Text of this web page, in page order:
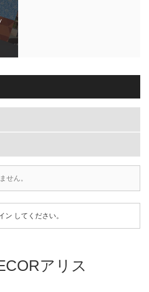
せん。
ン してください。
アリス